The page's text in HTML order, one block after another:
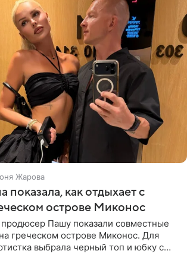
Жарова
показала, как отдыхает с
острове Миконос
Пашу показали совместные
греческом острове Миконос. Для
выбрала черный топ и юбку с